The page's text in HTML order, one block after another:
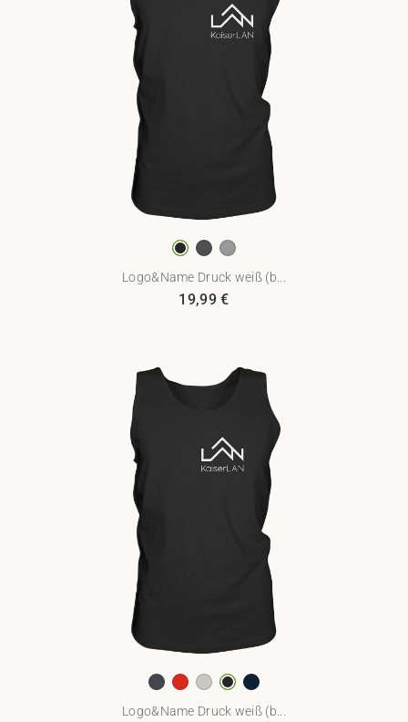
Logo&Name Druck weiß (b...
19,99€
Logo&Name Druck weiß (b...